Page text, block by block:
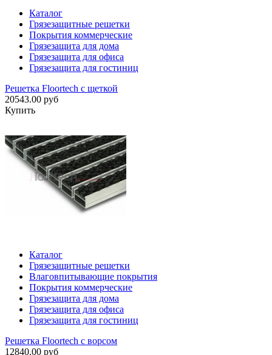
Каталог
Грязезащитные решетки
Покрытия коммерческие
Грязезащита для дома
Грязезащита для офиса
Грязезащита для гостиниц
Решетка Floortech с щеткой
20543.00 руб
Купить
Каталог
Грязезащитные решетки
Влаговпитывающие покрытия
Покрытия коммерческие
Грязезащита для дома
Грязезащита для офиса
Грязезащита для гостиниц
Решетка Floortech с ворсом
12840.00 руб